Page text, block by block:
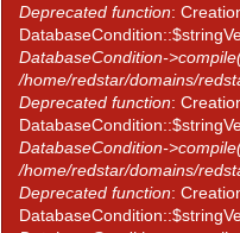
Deprecated function:
DatabaseCondition-
/home/redstar/domains/
Deprecated function:
DatabaseCondition-
/home/redstar/domains/
Deprecated function: